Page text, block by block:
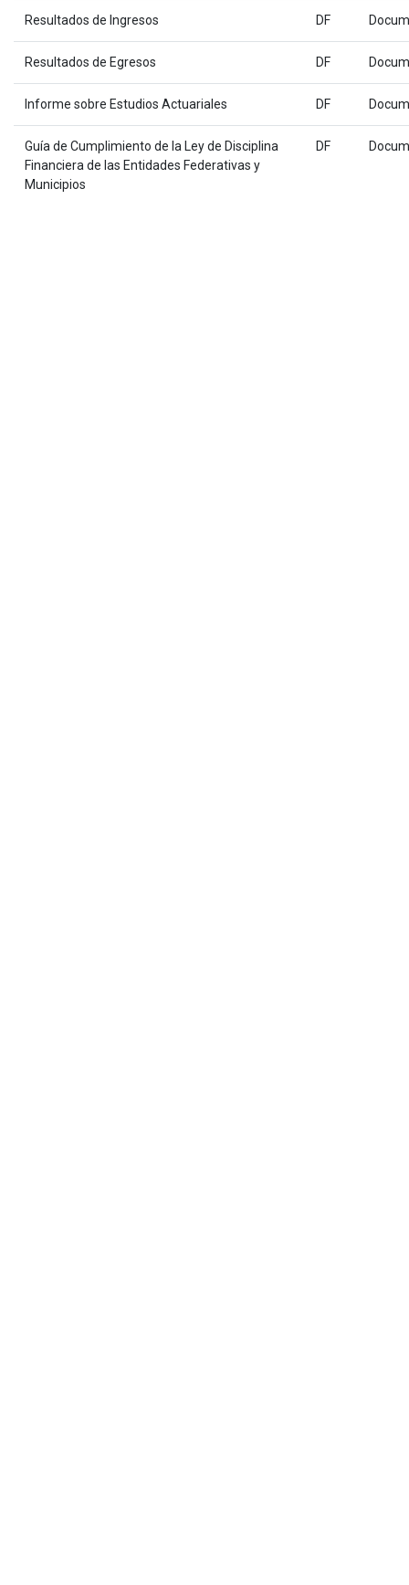
Resultados de Ingresos DF
Resultados de Egresos DF
Informe sobre Estudios Actuariales DF
Guía de Cumplimiento de la Ley de Disciplina
Financiera de las Entidades Federativas y
Municipios
DF